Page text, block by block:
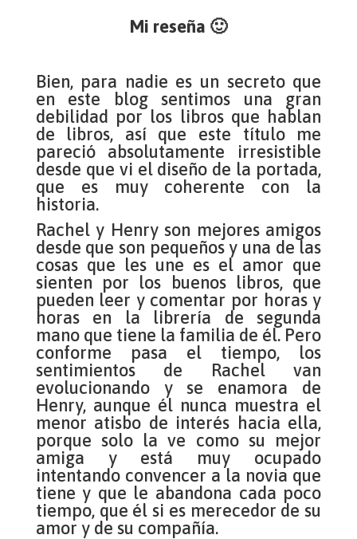
Mi reseña 🙂
Bien, para nadie es un secreto que
en este blog sentimos una gran
debilidad por los libros que hablan
de libros, así que este título me
pareció absolutamente irresistible
desde que vi el diseño de la portada,
que es muy coherente con la
historia.
Rachel y Henry son mejores amigos
desde que son pequeños y una de las
cosas que les une es el amor que
sienten por los buenos libros, que
pueden leer y comentar por horas y
horas en la librería de segunda
mano que tiene la familia de él. Pero
conforme pasa el tiempo, los
sentimientos de Rachel van
evolucionando y se enamora de
Henry, aunque él nunca muestra el
menor atisbo de interés hacia ella,
porque solo la ve como su mejor
amiga y está muy ocupado
intentando convencer a la novia que
tiene y que le abandona cada poco
tiempo, que él si es merecedor de su
amor y de su compañía.